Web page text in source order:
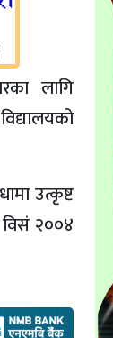
लागि
उत्कृष्ट
विसं २००४